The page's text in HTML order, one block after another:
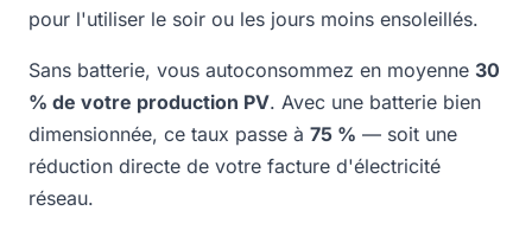
pour l'utiliser le soir ou les jours moins ensoleillés.
Sans batterie, vous autoconsommez en moyenne 30
% de votre production PV. Avec une batterie bien
dimensionnée, ce taux passe à 75 % — soit une
réduction directe de votre facture d'électricité
réseau.